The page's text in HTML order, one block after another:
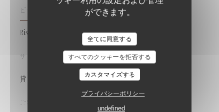
ができます。
全てに同意する
すべてのクッキーを拒否する
カスタマイズする
プライバシーポリシー
undefined
Bistronomique
貸し切り, バリアフリーアクセス, テラス, Wi-Fi
ご利用可能なお支払い方法